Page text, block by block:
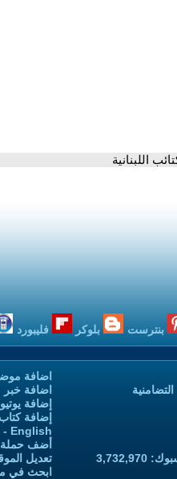
اللبنانية
بنترست بلوكر فليبورد
اضافة
اضافة خبر
إضافة
إضافة
- English
أضف حملة
تعديل
ابحث في